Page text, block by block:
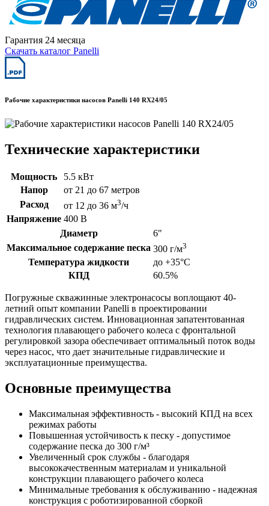
Гарантия 24 месяца
Скачать каталог Panelli
Рабочие характеристики насосов Panelli 140 RX24/05
Технические характеристики
Мощность
5.5 кВт
Напор
от 21 до 67 метров
Расход
от 12 до 36 м3/ч
Напряжение 400 В
Диаметр
6"
Максимальное содержание песка 300 г/м3
Температура жидкости
до +35°C
КПД
60.5%
Погружные скважинные электронасосы воплощают 40-
летний опыт компании Panelli в проектировании
гидравлических систем. Инновационная запатентованная
технология плавающего рабочего колеса с фронтальной
регулировкой зазора обеспечивает оптимальный поток воды
через насос, что дает значительные гидравлические и
эксплуатационные преимущества.
Основные преимущества
Максимальная эффективность - высокий КПД на всех
режимах работы
Повышенная устойчивость к песку - допустимое
содержание песка до 300 г/м³
Увеличенный срок службы - благодаря
высококачественным материалам и уникальной
конструкции плавающего рабочего колеса
Минимальные требования к обслуживанию - надежная
конструкция с роботизированной сборкой